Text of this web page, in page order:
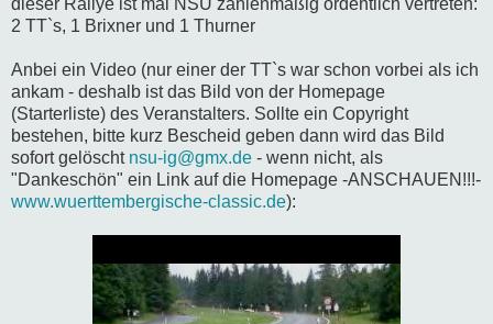
dieser Rallye ist mal NSU zahlenmäßig ordentlich vertreten:
2 TT`s, 1 Brixner und 1 Thurner
Anbei ein Video (nur einer der TT`s war schon vorbei als ich
ankam - deshalb ist das Bild von der Homepage
(Starterliste) des Veranstalters. Sollte ein Copyright
bestehen, bitte kurz Bescheid geben dann wird das Bild
sofort gelöscht nsu-ig@gmx.de - wenn nicht, als
"Dankeschön" ein Link auf die Homepage -ANSCHAUEN!!!-
www.wuerttembergische-classic.de):